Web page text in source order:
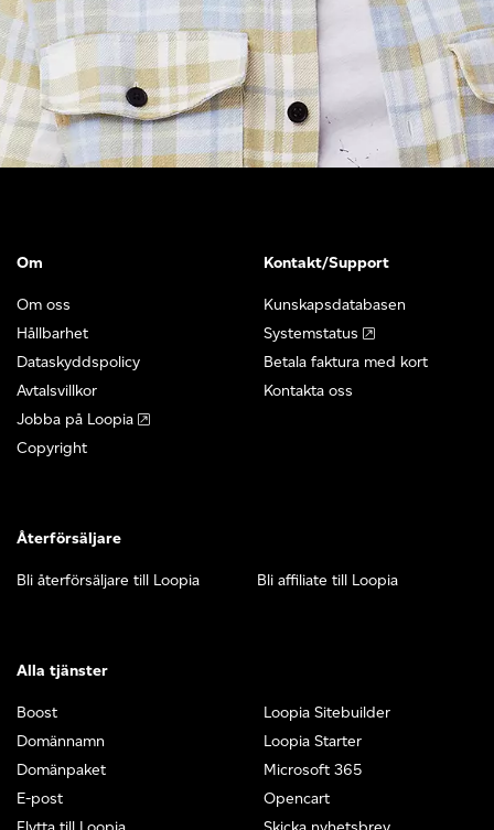
Om
Om oss
Hållbarhet
Dataskyddspolicy
Avtalsvillkor
Jobba på Loopia
Copyright
Kontakt/Support
Kunskapsdatabasen
Systemstatus
Betala faktura med kort
Kontakta oss
Återförsäljare
Bli återförsäljare till Loopia Bli affiliate till Loopia
Alla tjänster
Boost
Domännamn
Domänpaket
E-post
Loopia Sitebuilder
Loopia Starter
Microsoft 365
Opencart